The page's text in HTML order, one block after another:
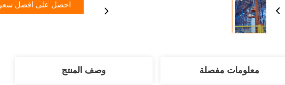
احصل على أفضل سعر
معلومات مفصلة وصف المنتج